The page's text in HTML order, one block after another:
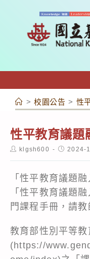
容
> 校園公告 > 性
性平教育議題
Postklgsh600
Post2024-
「性平教育議題
「性平教育議題
門課程手冊，請
教育部性別平等教
(https://